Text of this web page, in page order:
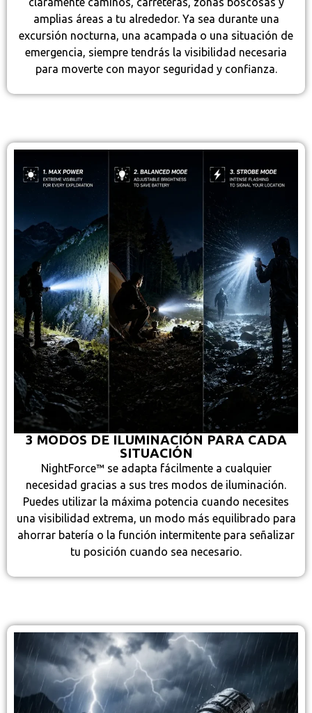
amplias áreas a tu alrededor. Ya sea durante una
excursión nocturna, una acampada o una situación de
emergencia, siempre tendrás la visibilidad necesaria
para moverte con mayor seguridad y confianza.
3 MODOS DE ILUMINACIÓN PARA CADA
SITUACIÓN
NightForce™ se adapta fácilmente a cualquier
necesidad gracias a sus tres modos de iluminación.
Puedes utilizar la máxima potencia cuando necesites
una visibilidad extrema, un modo más equilibrado para
ahorrar batería o la función intermitente para señalizar
tu posición cuando sea necesario.